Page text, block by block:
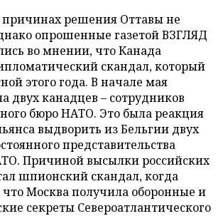
решения Оттавы не
опрошенные газетой ВЗГЛЯД
во мнении, что Канада
скандал, который
этого года. В начале мая
двух канадцев – сотрудников
бюро НАТО. Это была реакция
выдворить из Бельгии двух
представительства
Причиной высылки российских
шпионский скандал, когда
что Москва получила оборонные и
секреты Североатлантического